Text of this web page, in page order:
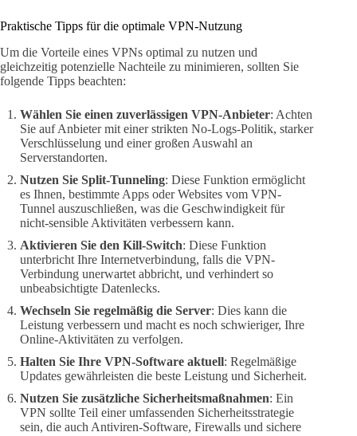
Praktische Tipps für die optimale VPN-Nutzung
Um die Vorteile eines VPNs optimal zu nutzen und
gleichzeitig potenzielle Nachteile zu minimieren, sollten Sie
folgende Tipps beachten:
Wählen Sie einen zuverlässigen VPN-Anbieter: Achten
Sie auf Anbieter mit einer strikten No-Logs-Politik, starker
Verschlüsselung und einer großen Auswahl an
Serverstandorten.
Nutzen Sie Split-Tunneling: Diese Funktion ermöglicht
es Ihnen, bestimmte Apps oder Websites vom VPN-
Tunnel auszuschließen, was die Geschwindigkeit für
nicht-sensible Aktivitäten verbessern kann.
Aktivieren Sie den Kill-Switch: Diese Funktion
unterbricht Ihre Internetverbindung, falls die VPN-
Verbindung unerwartet abbricht, und verhindert so
unbeabsichtigte Datenlecks.
Wechseln Sie regelmäßig die Server: Dies kann die
Leistung verbessern und macht es noch schwieriger, Ihre
Online-Aktivitäten zu verfolgen.
Halten Sie Ihre VPN-Software aktuell: Regelmäßige
Updates gewährleisten die beste Leistung und Sicherheit.
Nutzen Sie zusätzliche Sicherheitsmaßnahmen: Ein
VPN sollte Teil einer umfassenden Sicherheitsstrategie
sein, die auch Antiviren-Software, Firewalls und sichere